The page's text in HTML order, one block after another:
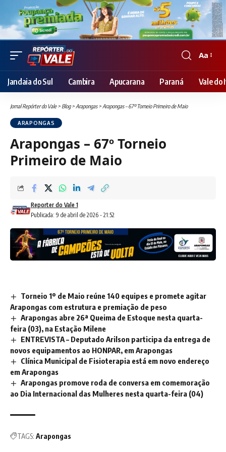
Font
Resizer
Aa
Jandaia do Sul Cambira Apucarana Paraná Vale do
Jornal Repórter do Vale> Blog>Arapongas>Arapongas – 67º Torneio Primeiro de Maio
ARAPONGAS
Arapongas – 67º Torneio
Primeiro de Maio
Publicada: 9 de abril de 2026 - 21:52
Reporter do Vale 1
Torneio 1º de Maio reúne 140 equipes e promete agitar
Arapongas com estrutura e premiação de peso
Arapongas abre 26ª Queima de Estoque nesta quarta-
feira (03), na Estação Milene
ENTREVISTA – Deputado Arilson participa da entrega de
novos equipamentos ao HONPAR, em Arapongas
Clínica Municipal de Fisioterapia está em novo endereço
em Arapongas
Arapongas promove roda de conversa em comemoração
ao Dia Internacional das Mulheres nesta quarta-feira (04)
TAGS: Arapongas